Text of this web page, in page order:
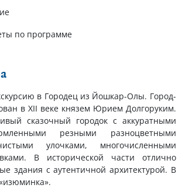
по программе
в Городец из Йошкар-Олы. Город-
в ХІІ веке князем Юрием Долгоруким.
сказочный городок с аккуратными
резными разноцветными
улочками, многочисленными
В исторической части отлично
здания с аутентичной архитектурой. В